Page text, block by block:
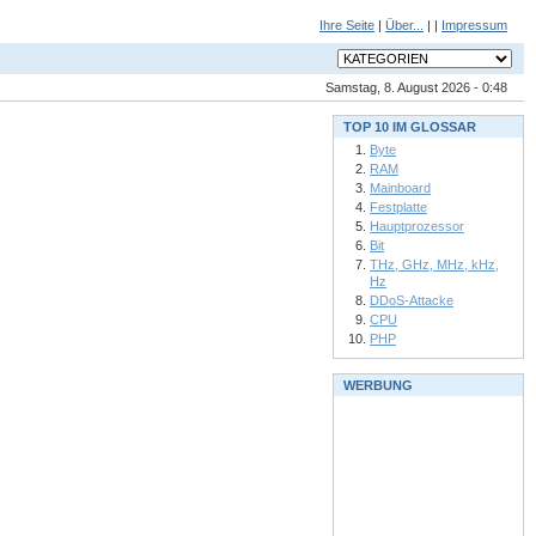
Ihre Seite | Über... | | Impressum
Samstag, 8. August 2026 - 0:48
TOP 10 IM GLOSSAR
Byte
RAM
Mainboard
Festplatte
Hauptprozessor
Bit
THz, GHz, MHz, kHz,
Hz
DDoS-Attacke
CPU
PHP
WERBUNG